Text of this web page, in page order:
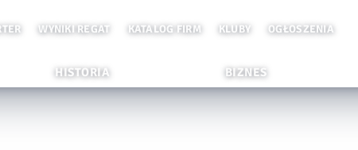
WYNIKI REGAT KATALOG FIRM KLUBY OGŁOSZENIA
HISTORIA BIZNES